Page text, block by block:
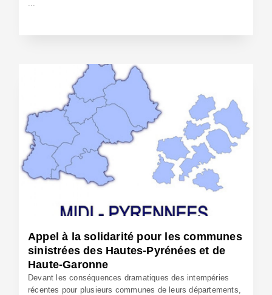
24 Jan 2014 - Réf: BW12472
Appel à la solidarité pour les communes
sinistrées des Hautes-Pyrénées et de
Haute-Garonne
Devant les conséquences dramatiques des intempéries
récentes pour plusieurs communes de leurs départements,